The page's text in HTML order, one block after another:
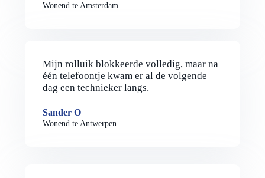
Wonend te Amsterdam
Mijn rolluik blokkeerde volledig, maar na
één telefoontje kwam er al de volgende
dag een technieker langs.
Sander O
Wonend te Antwerpen